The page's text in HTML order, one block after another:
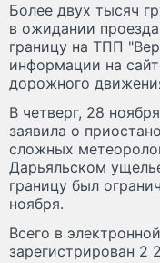
Более двух тысяч
в ожидании
границу на ТПП
информации на
дорожного
В четверг, 28
заявила о
сложных
Дарьяльском
границу был
ноября.
Всего в
зарегистрирован 2